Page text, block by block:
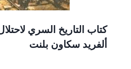
كتاب التاريخ السري
ألفريد سكاون بلنت